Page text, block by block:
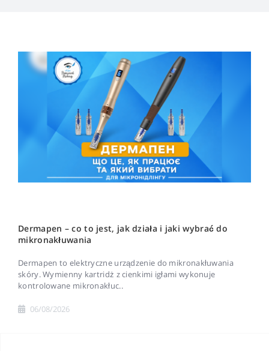
Dermapen – co to jest, jak działa i jaki wybrać do
mikronakłuwania
Dermapen to elektryczne urządzenie do mikronakłuwania
skóry. Wymienny kartridż z cienkimi igłami wykonuje
kontrolowane mikronakłuc..
06/08/2026